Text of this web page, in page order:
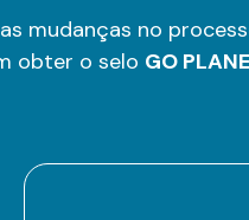
mudanças no
obter o selo GO